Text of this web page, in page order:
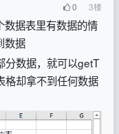
0 3楼
据表里有数据的情
数据
分数据，就可以getT
格却拿不到任何数据